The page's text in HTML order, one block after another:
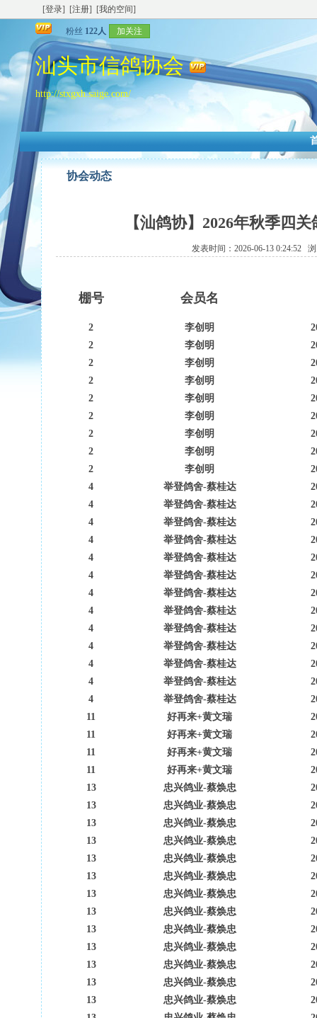
[登录] [注册] [我的空间]
粉丝 122人 加关注
汕头市信鸽协会
http://stxgxh.saige.com/
协会动态
【汕鸽协】2026年秋季四
发表时间：2026-06-13 0:24:52
棚号 会员名
2 李创明
2
李创明
2
李创明
2
李创明
2
李创明
2
李创明
2
李创明
2
李创明
2
李创明
4
举登鸽舍-蔡桂达
4
举登鸽舍-蔡桂达
4
举登鸽舍-蔡桂达
4
举登鸽舍-蔡桂达
4
举登鸽舍-蔡桂达
4
举登鸽舍-蔡桂达
4
举登鸽舍-蔡桂达
4
举登鸽舍-蔡桂达
4
举登鸽舍-蔡桂达
4
举登鸽舍-蔡桂达
4
举登鸽舍-蔡桂达
4
举登鸽舍-蔡桂达
4
举登鸽舍-蔡桂达
11
好再来+黄文瑞
11
好再来+黄文瑞
11
好再来+黄文瑞
11
好再来+黄文瑞
13
忠兴鸽业-蔡焕忠
13
忠兴鸽业-蔡焕忠
13
忠兴鸽业-蔡焕忠
13
忠兴鸽业-蔡焕忠
13
忠兴鸽业-蔡焕忠
13
忠兴鸽业-蔡焕忠
13
忠兴鸽业-蔡焕忠
13
忠兴鸽业-蔡焕忠
13
忠兴鸽业-蔡焕忠
13
忠兴鸽业-蔡焕忠
13
忠兴鸽业-蔡焕忠
13
忠兴鸽业-蔡焕忠
13
忠兴鸽业-蔡焕忠